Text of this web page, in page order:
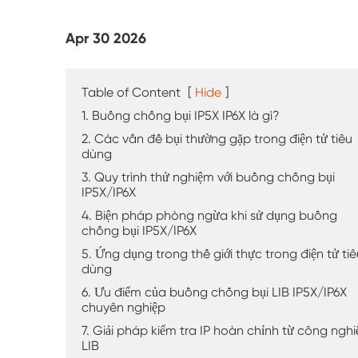
Buồng kiểm tra bụi
Buồng thử mưa
Buồng đi bộ
Buồng thử nghiệm đặc biệt
Thiết bị kiểm tra IP
Apr 30 2026
Table of Content [ Hide ]
1. Buồng chống bụi IP5X IP6X là gì?
2. Các vấn đề bụi thường gặp trong điện tử tiêu
dùng
3. Quy trình thử nghiệm với buồng chống bụi
IP5X/IP6X
4. Biện pháp phòng ngừa khi sử dụng buồng
chống bụi IP5X/IP6X
5. Ứng dụng trong thế giới thực trong điện tử
dùng
6. Ưu điểm của buồng chống bụi LIB IP5X/IP6X
chuyên nghiệp
7. Giải pháp kiểm tra IP hoàn chỉnh từ công
LIB